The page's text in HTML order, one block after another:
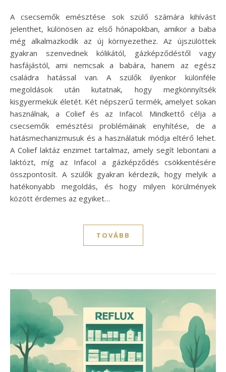
A csecsemők emésztése sok szülő számára kihívást
jelenthet, különösen az első hónapokban, amikor a baba
még alkalmazkodik az új környezethez. Az újszülöttek
gyakran szenvednek kólikától, gázképződéstől vagy
hasfájástól, ami nemcsak a babára, hanem az egész
családra hatással van. A szülők ilyenkor különféle
megoldások után kutatnak, hogy megkönnyítsék
kisgyermekük életét. Két népszerű termék, amelyet sokan
használnak, a Colief és az Infacol. Mindkettő célja a
csecsemők emésztési problémáinak enyhítése, de a
hatásmechanizmusuk és a használatuk módja eltérő lehet.
A Colief laktáz enzimet tartalmaz, amely segít lebontani a
laktózt, míg az Infacol a gázképződés csökkentésére
összpontosít. A szülők gyakran kérdezik, hogy melyik a
hatékonyabb megoldás, és hogy milyen körülmények
között érdemes az egyiket…
TOVÁBB